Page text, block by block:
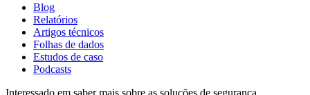
Blog
Relatórios
Artigos técnicos
Folhas de dados
Estudos de caso
Podcasts
Interessado em saber mais sobre as soluções de segurança